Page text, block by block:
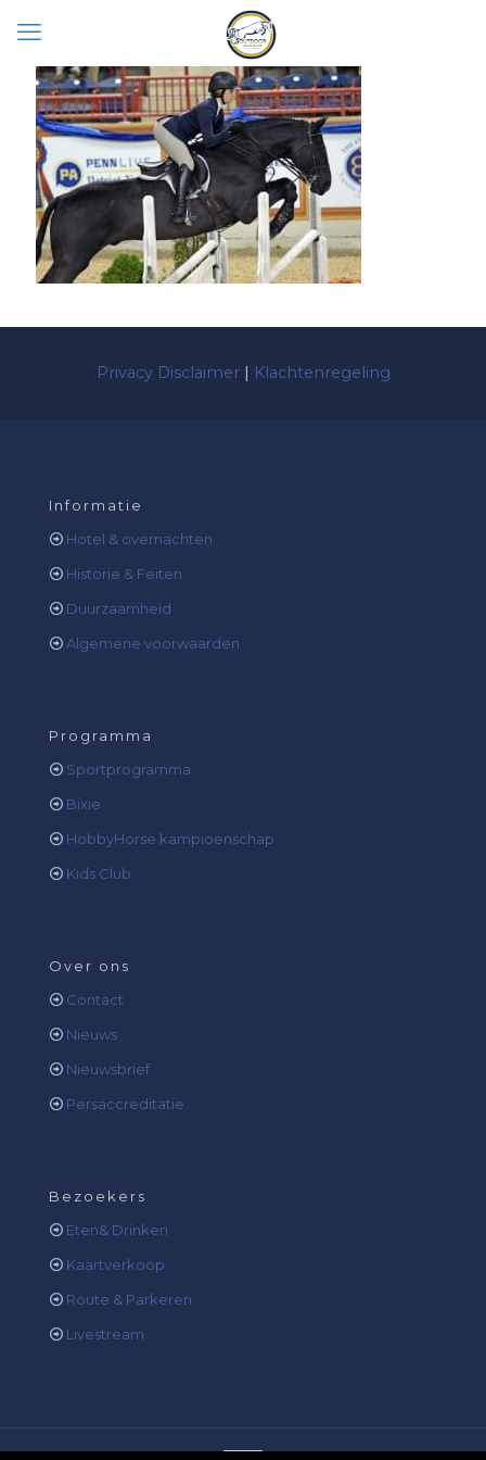
Privacy Disclaimer| Klachtenregeling
Informatie
Hotel & overnachten
Historie & Feiten
Duurzaamheid
Algemene voorwaarden
Programma
Sportprogramma
Bixie
HobbyHorse kampioenschap
Kids Club
Over ons
Contact
Nieuws
Nieuwsbrief
Persaccreditatie
Bezoekers
Eten& Drinken
Kaartverkoop
Route & Parkeren
Livestream